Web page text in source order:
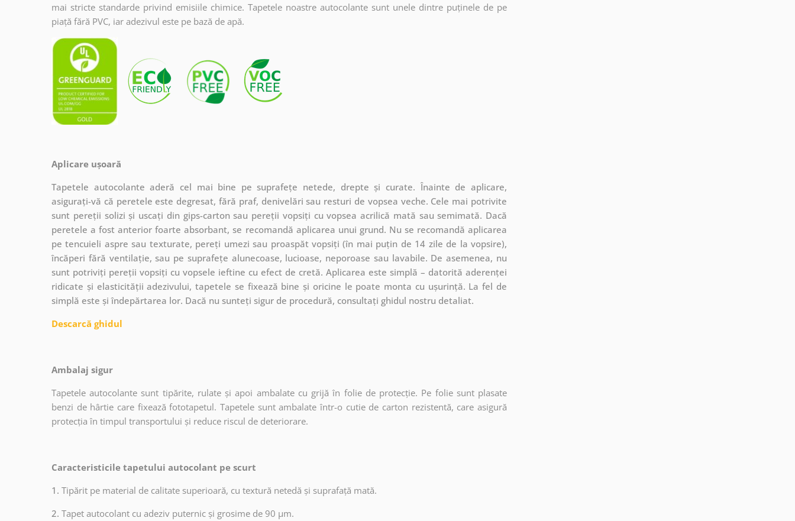
mai stricte standarde privind emisiile chimice. Tapetele noastre autocolante sunt unele dintre puținele de pe
piață fără PVC, iar adezivul este pe bază de apă.
Aplicare ușoară
Tapetele autocolante aderă cel mai bine pe suprafețe netede, drepte și curate. Înainte de aplicare,
asigurați-vă că peretele este degresat, fără praf, denivelări sau resturi de vopsea veche. Cele mai potrivite
sunt pereții solizi și uscați din gips-carton sau pereții vopsiți cu vopsea acrilică mată sau semimată. Dacă
peretele a fost anterior foarte absorbant, se recomandă aplicarea unui grund. Nu se recomandă aplicarea
pe tencuieli aspre sau texturate, pereți umezi sau proaspăt vopsiți (în mai puțin de 14 zile de la vopsire),
încăperi fără ventilație, sau pe suprafețe alunecoase, lucioase, neporoase sau lavabile. De asemenea, nu
sunt potriviți pereții vopsiți cu vopsele ieftine cu efect de cretă. Aplicarea este simplă – datorită aderenței
ridicate și elasticității adezivului, tapetele se fixează bine și oricine le poate monta cu ușurință. La fel de
simplă este și îndepărtarea lor. Dacă nu sunteți sigur de procedură, consultați ghidul nostru detaliat.
Descarcă ghidul
Ambalaj sigur
Tapetele autocolante sunt tipărite, rulate și apoi ambalate cu grijă în folie de protecție. Pe folie sunt plasate
benzi de hârtie care fixează fototapetul. Tapetele sunt ambalate într-o cutie de carton rezistentă, care asigură
protecția în timpul transportului și reduce riscul de deteriorare.
Caracteristicile tapetului autocolant pe scurt
1. Tipărit pe material de calitate superioară, cu textură netedă și suprafață mată.
2. Tapet autocolant cu adeziv puternic și grosime de 90 µm.